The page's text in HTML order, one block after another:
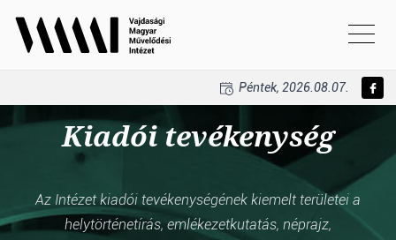
Péntek, 2026.08.07.
Kiadói tevékenység
Az Intézet kiadói tevékenységének kiemelt területei a
helytörténetírás, emlékezetkutatás, néprajz,